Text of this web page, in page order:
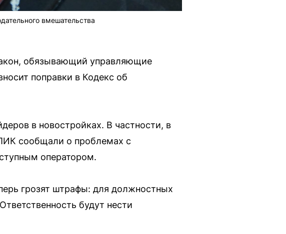
вмешательства
обязывающий управляющие
поправки в Кодекс об
в новостройках. В частности, в
сообщали о проблемах с
оператором.
грозят штрафы: для должностных
будут нести